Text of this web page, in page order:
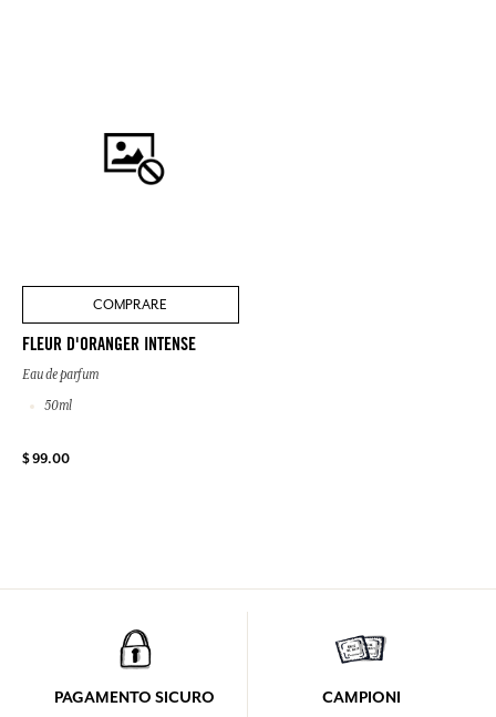
COMPRARE
FLEUR D'ORANGER INTENSE
Eau de parfum
50ml
$ 99.00
PAGAMENTO SICURO CAMPIONI